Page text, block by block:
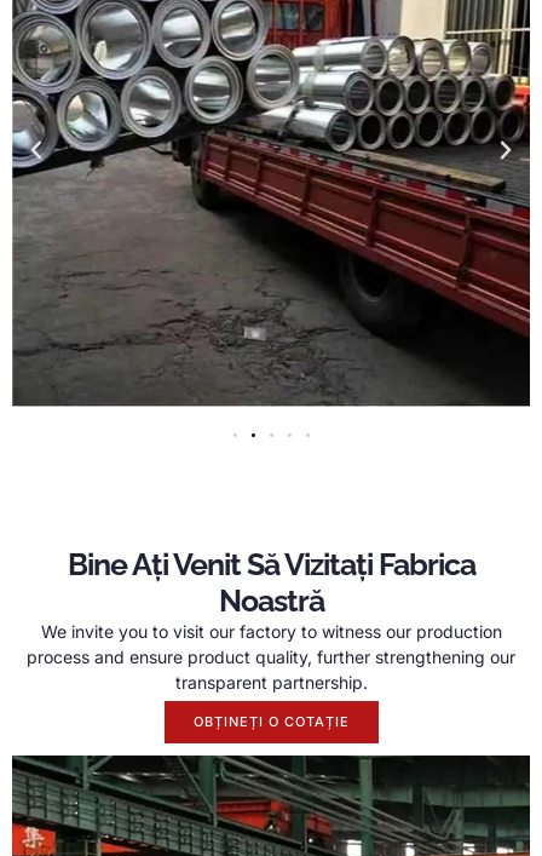
Bine Ați Venit Să Vizitați Fabrica
Noastră
We invite you to visit our factory to witness our production
process and ensure product quality, further strengthening our
transparent partnership.
OBȚINEȚI O COTAȚIE